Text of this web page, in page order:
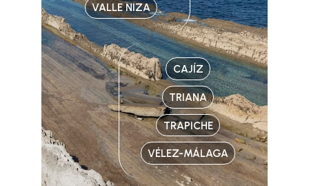
VALLE NIZA
CAJÍZ
TRIANA
TRAPICHE
VÉLEZ-MÁLAGA